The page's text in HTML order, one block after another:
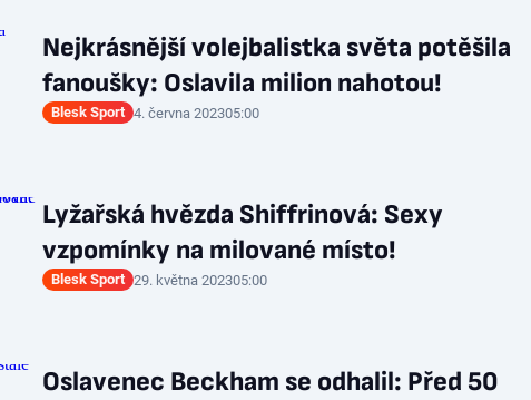
Nejkrásnější volejbalistka světa potěšila
fanoušky: Oslavila milion nahotou!
Blesk Sport 4. června 202305:00
Lyžařská hvězda Shiffrinová: Sexy
vzpomínky na milované místo!
Blesk Sport 29. května 202305:00
Oslavenec Beckham se odhalil: Před 50